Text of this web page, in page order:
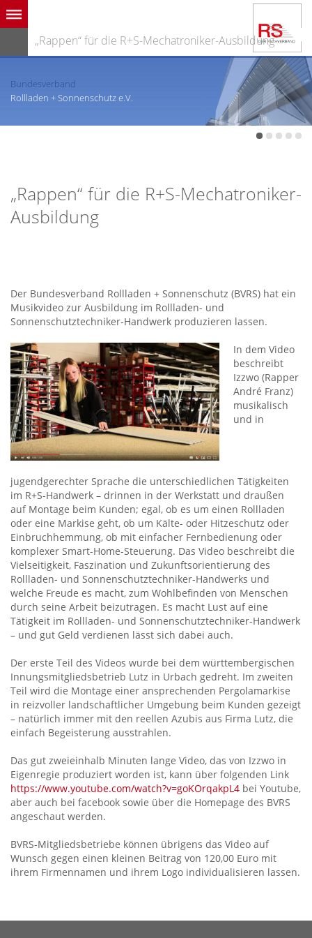
„Rappen“ für die R+S-Mechatroniker-Ausbildung
Bundesverband
Rollladen + Sonnenschutz e.V.
„Rappen“ für die R+S-Mechatroniker-
Ausbildung
Der Bundesverband Rollladen + Sonnenschutz (BVRS) hat ein
Musikvideo zur Ausbildung im Rollladen- und
Sonnenschutztechniker-Handwerk produzieren lassen.
In dem Video
beschreibt
Izzwo (Rapper
André Franz)
musikalisch
und in
jugendgerechter Sprache die unterschiedlichen Tätigkeiten
im R+S-Handwerk – drinnen in der Werkstatt und draußen
auf Montage beim Kunden; egal, ob es um einen Rollladen
oder eine Markise geht, ob um Kälte- oder Hitzeschutz oder
Einbruchhemmung, ob mit einfacher Fernbedienung oder
komplexer Smart-Home-Steuerung. Das Video beschreibt die
Vielseitigkeit, Faszination und Zukunftsorientierung des
Rollladen- und Sonnenschutztechniker-Handwerks und
welche Freude es macht, zum Wohlbefinden von Menschen
durch seine Arbeit beizutragen. Es macht Lust auf eine
Tätigkeit im Rollladen- und Sonnenschutztechniker-Handwerk
– und gut Geld verdienen lässt sich dabei auch.
Der erste Teil des Videos wurde bei dem württembergischen
Innungsmitgliedsbetrieb Lutz in Urbach gedreht. Im zweiten
Teil wird die Montage einer ansprechenden Pergolamarkise
in reizvoller landschaftlicher Umgebung beim Kunden gezeigt
– natürlich immer mit den reellen Azubis aus Firma Lutz, die
einfach Begeisterung ausstrahlen.
Das gut zweieinhalb Minuten lange Video, das von Izzwo in
Eigenregie produziert worden ist, kann über folgenden Link
https://www.youtube.com/watch?v=goKOrqakpL4 bei Youtube,
aber auch bei facebook sowie über die Homepage des BVRS
angeschaut werden.
BVRS-Mitgliedsbetriebe können übrigens das Video auf
Wunsch gegen einen kleinen Beitrag von 120,00 Euro mit
ihrem Firmennamen und ihrem Logo individualisieren lassen.